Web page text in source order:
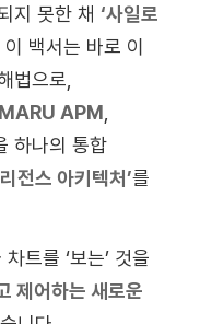
지 못한 채 ‘사일로
백서는 바로 이
법으로,
APM
하나의 통합
전스 아키텍처’를
트를 ‘보는’ 것을
제어하는 새로운